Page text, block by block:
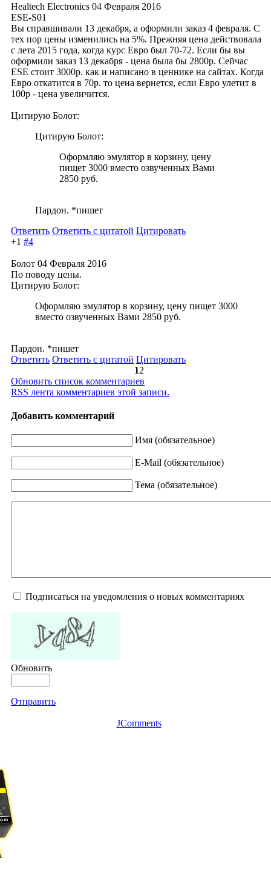
Healtech Electronics 04 Февраля 2016
ESE-S01
Вы справшивали 13 декабря, а оформили заказ 4 февраля. С
тех пор цены изменились на 5%. Прежняя цена действовала
с лета 2015 года, когда курс Евро был 70-72. Если бы вы
оформили заказ 13 декабря - цена была бы 2800р. Сейчас
ESE стоит 3000р. как и написано в ценнике на сайтах. Когда
Евро откатится в 70р. то цена вернется, если Евро улетит в
100р - цена увеличится.
Цитирую Болот:
Цитирую Болот:
Оформляю эмулятор в корзину, цену
пищет 3000 вместо озвученных Вами
2850 руб.
Пардон. *пишет
Ответить Ответить с цитатой Цитировать
+1 #4
Болот 04 Февраля 2016
По поводу цены.
Цитирую Болот:
Оформляю эмулятор в корзину, цену пищет 3000
вместо озвученных Вами 2850 руб.
Пардон. *пишет
Ответить Ответить с цитатой Цитировать
12
Обновить список комментариев
RSS лента комментариев этой записи.
Добавить комментарий
Имя (обязательное)
E-Mail (обязательное)
Тема (обязательное)
Подписаться на уведомления о новых комментариях
Обновить
Отправить
JComments